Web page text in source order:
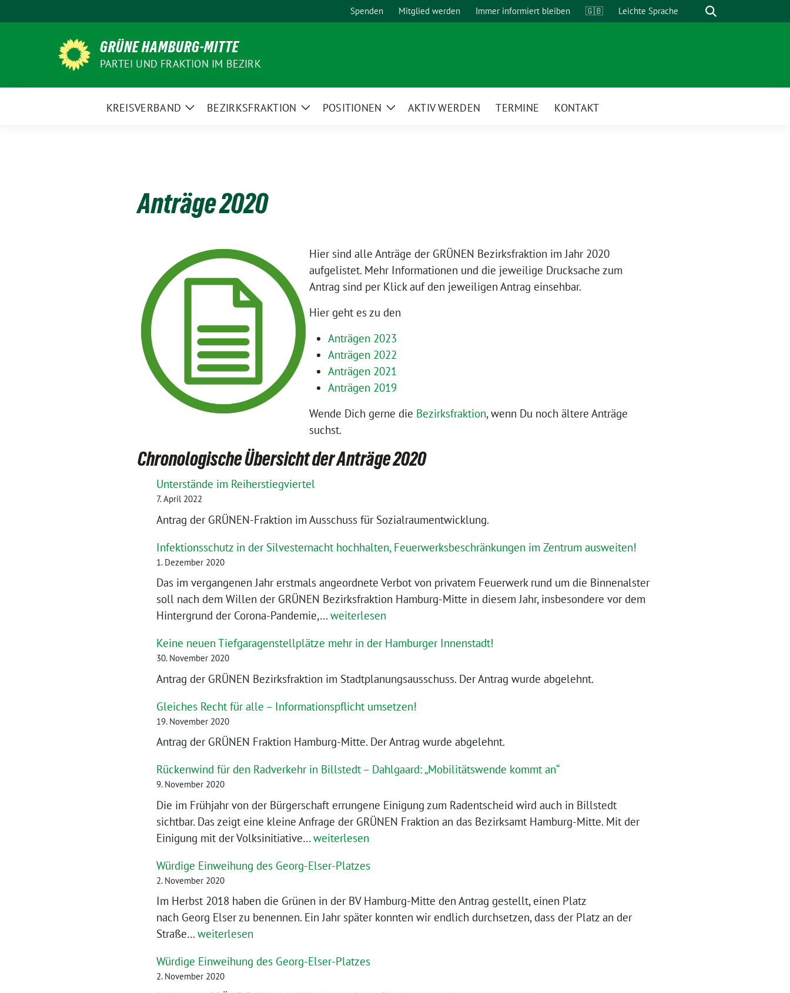
zum
Spenden Mitglied werden Immer informiert bleiben 🇬🇧 Leichte Sprache Suche
GRÜNE HAMBURG-MITTE
PARTEI UND FRAKTION IM BEZIRK
KREISVERBAND
ZeigeBEZIRKSFRAKTION
ZeigePOSITIONEN
ZeigeAKTIV WERDEN TERMINE KONTAKT
Anträge 2020
Hier sind alle Anträge der GRÜNEN Bezirksfraktion im Jahr 2020
aufgelistet. Mehr Informationen und die jeweilige Drucksache zum
Antrag sind per Klick auf den jeweiligen Antrag einsehbar.
Hier geht es zu den
Anträgen 2023
Anträgen 2022
Anträgen 2021
Anträgen 2019
Wende Dich gerne die Bezirksfraktion, wenn Du noch ältere Anträge
suchst.
Chronologische Übersicht der Anträge 2020
Unterstände im Reiherstiegviertel
7. April 2022
Antrag der GRÜNEN-Fraktion im Ausschuss für Sozialraumentwicklung.
Infektionsschutz in der Silvesternacht hochhalten, Feuerwerksbeschränkungen im Zentrum ausweiten!
1. Dezember 2020
Das im vergangenen Jahr erstmals angeordnete Verbot von privatem Feuerwerk rund um die Binnenalster
soll nach dem Willen der GRÜNEN Bezirksfraktion Hamburg-Mitte in diesem Jahr, insbesondere vor dem
Hintergrund der Corona-Pandemie,… Infektionsschutz
der
hochhalten,
im
ausweiten!
weiterlesen
Keine neuen Tiefgaragenstellplätze mehr in der Hamburger Innenstadt!
30. November 2020
Antrag der GRÜNEN Bezirksfraktion im Stadtplanungsausschuss. Der Antrag wurde abgelehnt.
Gleiches Recht für alle – Informationspflicht umsetzen!
19. November 2020
Antrag der GRÜNEN Fraktion Hamburg-Mitte. Der Antrag wurde abgelehnt.
Rückenwind für den Radverkehr in Billstedt – Dahlgaard: „Mobilitätswende kommt an“
9. November 2020
Die im Frühjahr von der Bürgerschaft errungene Einigung zum Radentscheid wird auch in Billstedt
sichtbar. Das zeigt eine kleine Anfrage der GRÜNEN Fraktion an das Bezirksamt Hamburg-Mitte. Mit der
Einigung mit der Volksinitiative… Rückenwind
den
in
Billstedt
„Mobilitätswende
weiterlesen
Würdige Einweihung des Georg-Elser-Platzes
2. November 2020
Im Herbst 2018 haben die Grünen in der BV Hamburg-Mitte den Antrag gestellt, einen Platz
nach Georg Elser zu benennen. Ein Jahr später konnten wir endlich durchsetzen, dass der Platz an der
Straße… Würdige
des
Georg-
weiterlesen
Würdige Einweihung des Georg-Elser-Platzes
2. November 2020